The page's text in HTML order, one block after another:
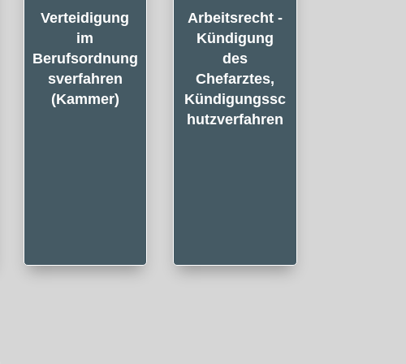
Verteidigung
im
Berufsordnung
sverfahren
(Kammer)
Arbeitsrecht -
Kündigung
des
Chefarztes,
Kündigungssc
hutzverfahren